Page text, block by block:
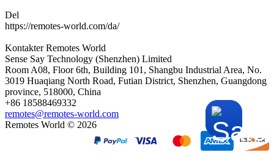
Del
https://remotes-world.com/da/
Kontakter Remotes World
Sense Say Technology (Shenzhen) Limited
Room A08, Floor 6th, Building 101, Shangbu Industrial Area, No.
3019 Huaqiang North Road, Futian District, Shenzhen, Guangdong
province, 518000, China
+86 18588469332
remotes@remotes-world.com
Remotes World © 2026